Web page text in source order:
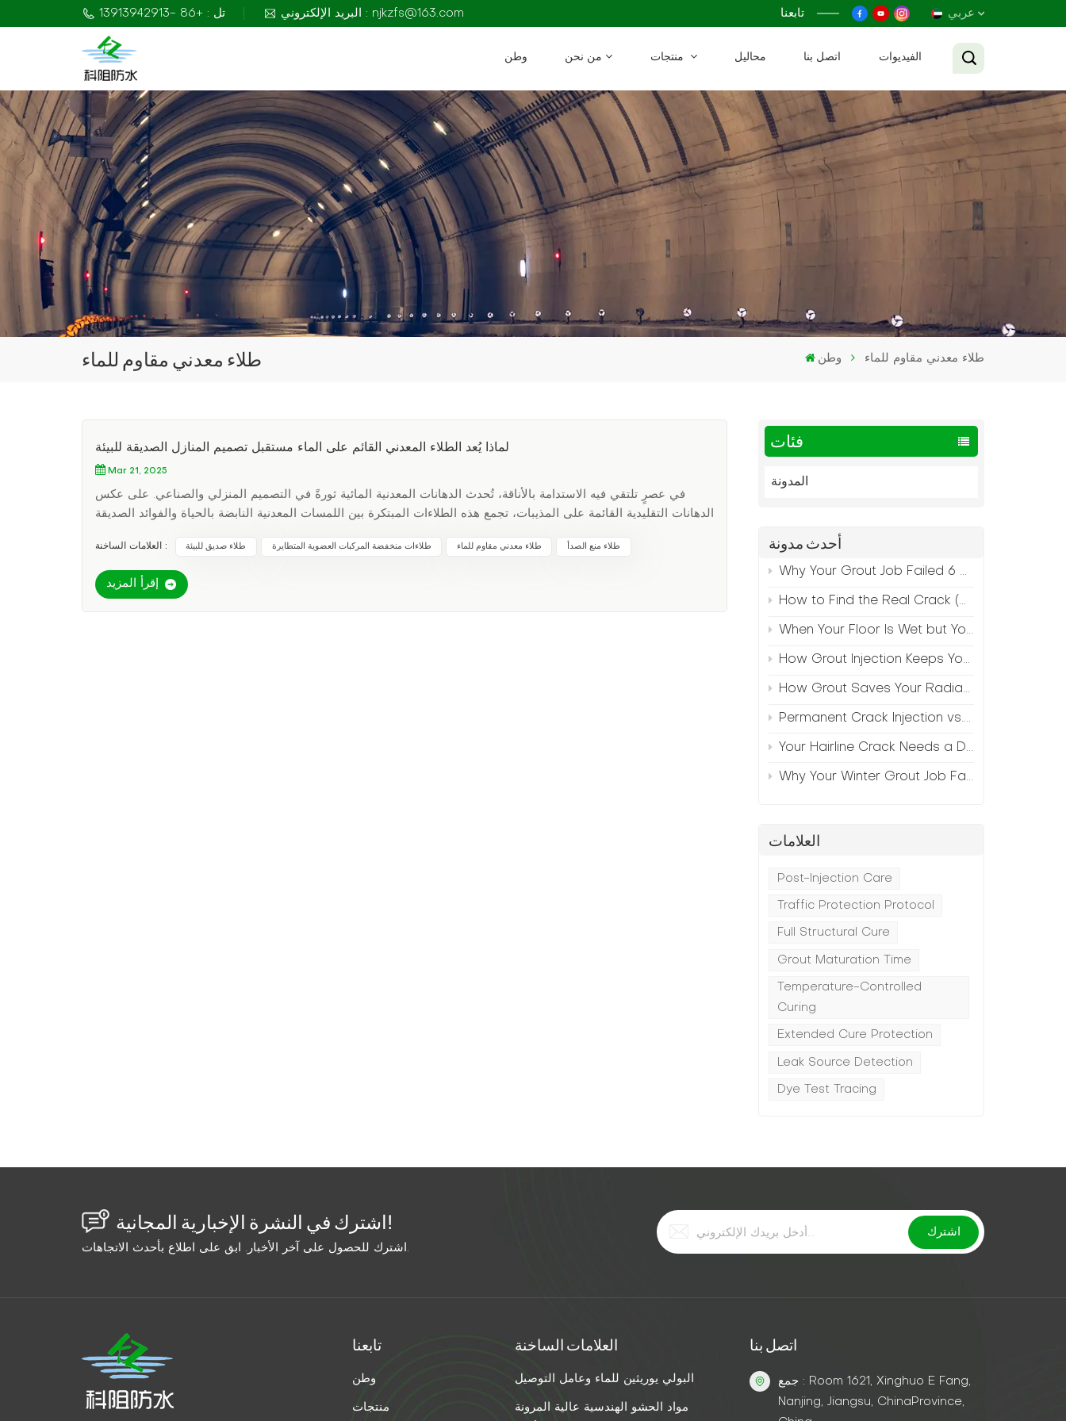
تل : +86 -13913942913 البريد الإلكتروني : njkzfs@163.com تابعنا عربي
Français
Русский
وطن من نحن محاليل اتصل بنا الفيديوات
طلاء معدني مقاوم للماء وطن طلاء معدني مقاوم للماء
فئات
المدونة
أحدث مدونة
Why Your Grout Job Failed 6 Months Later (And How to Prevent It)
How to Find the Real Crack (Because What You See Isn't Always the Source)
When Your Floor Is Wet but Your Crack Is Dry
How Grout Injection Keeps Your Retail Floors Looking Fresh
How Grout Saves Your Radiant Floor from Moisture Damage
Permanent Crack Injection vs. Annual Patching—The Math
Your Hairline Crack Needs a Different Grout Than Your Wide Gap
Why Your Winter Grout Job Failed (And How to Fix It)
العلامات
Post-Injection Care
Traffic Protection Protocol
Full Structural Cure
Grout Maturation Time
Temperature-Controlled
Curing
Extended Cure Protection
Leak Source Detection
Dye Test Tracing
لماذا يُعد الطلاء المعدني القائم على الماء مستقبل تصميم المنازل الصديقة للبيئة
Mar 21, 2025
في عصرٍ تلتقي فيه الاستدامة بالأناقة، تُحدث الدهانات المعدنية المائية ثورةً في التصميم المنزلي والصناعي. على عكس
الدهانات التقليدية القائمة على المذيبات، تجمع هذه الطلاءات المبتكرة بين اللمسات المعدنية النابضة بالحياة والفوائد الصديقة
جودة هواء داخلية أكثر أمانًا - مثالية للعائلات والمستهلكين المهتمين بالبيئة. لكن الجماليات لا تُضحى بها من أجل الأخلاق. تُقدم
الدهانات المعدنية المائية تشطيبات عاكسة رائعة للجدران والأثاث والديكور. يضمن التصاقها المتطور متانة طويلة الأمد، حتى
في الأماكن عالية الرطوبة مثل المطابخ والحمامات. بالإضافة إلى ذلك، خصائص مقاومة للماء جعلها شريكًا مثاليًا للمواد
العلامات الساخنة : طلاء صديق للبيئة طلاءات منخفضة المركبات العضوية المتطايرة طلاء معدني مقاوم للماء طلاء منع الصدأ
إقرأ المزيد
اشترك في النشرة الإخبارية المجانية!
اشترك للحصول على آخر الأخبار. ابق على اطلاع بأحدث الاتجاهات.
تابعنا
وطن
منتجات
العلامات الساخنة
البولي يوريثين للماء وعامل التوصيل
مواد الحشو الهندسية عالية المرونة
اتصل بنا
جمع : Room 1621, Xinghuo E Fang,
Nanjing, Jiangsu, ChinaProvince,